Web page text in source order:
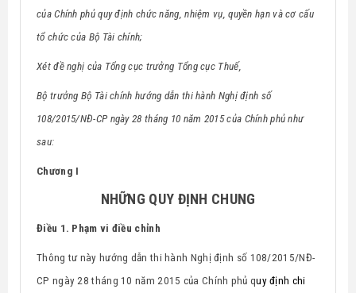
của Chính phủ quy định chức năng, nhiệm vụ, quyền hạn và cơ cấu
tổ chức của Bộ Tài chính;
Xét đề nghị của Tổng cục trưởng Tổng cục Thuế,
Bộ trưởng Bộ Tài chính hướng dẫn thi hành Nghị định số
108/2015/NĐ-CP ngày 28 tháng 10 năm 2015 của Chính phủ như
sau:
Chương I
NHỮNG QUY ĐỊNH CHUNG
Điều 1. Phạm vi điều chỉnh
Thông tư này hướng dẫn thi hành Nghị định số 108/2015/NĐ-
CP ngày 28 tháng 10 năm 2015 của Chính phủ quy định chi